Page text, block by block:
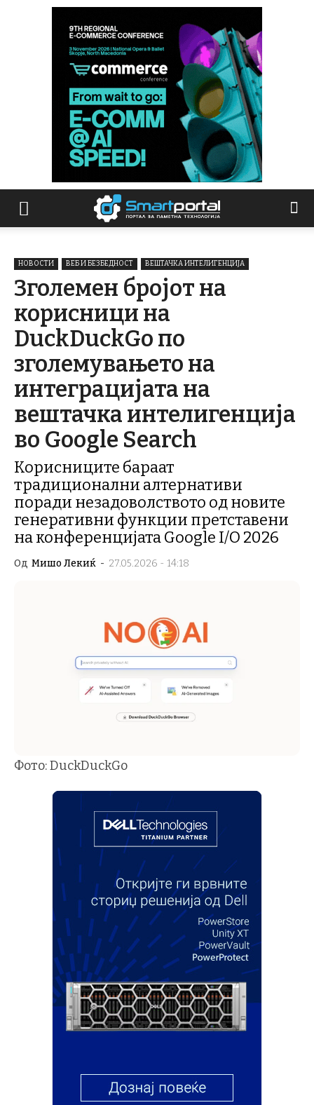
НОВОСТИ ВЕБ И БЕЗБЕДНОСТ ВЕШТАЧКА ИНТЕЛИГЕНЦИЈА
Зголемен бројот на
корисници на
DuckDuckGo по
зголемувањето на
интеграцијата на
вештачка интелигенција
во Google Search
Корисниците бараат
традиционални алтернативи
поради незадоволството од новите
генеративни функции претставени
на конференцијата Google I/O 2026
Од Мишо Лекиќ - 27.05.2026 - 14:18
Фото: DuckDuckGo